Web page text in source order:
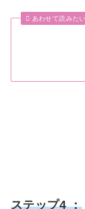
あわせて読みたい
ステップ4 ：